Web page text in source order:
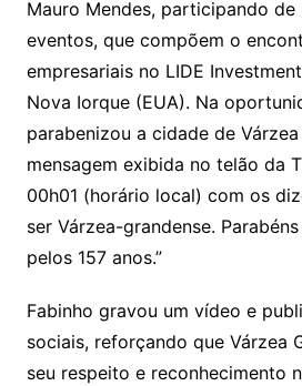
n
k
p
p
m
a
g
e
k.
c
o
m
e o
M
ai
l
d
s
Mauro Mendes, participando de
eventos, que compõem o
empresariais no LIDE
Nova Iorque (EUA). Na
parabenizou a cidade de
mensagem exibida no telão da
00h01 (horário local) com os
ser Várzea-grandense.
pelos 157 anos.”
Fabinho gravou um vídeo e
sociais, reforçando que Várzea
seu respeito e reconhecimento